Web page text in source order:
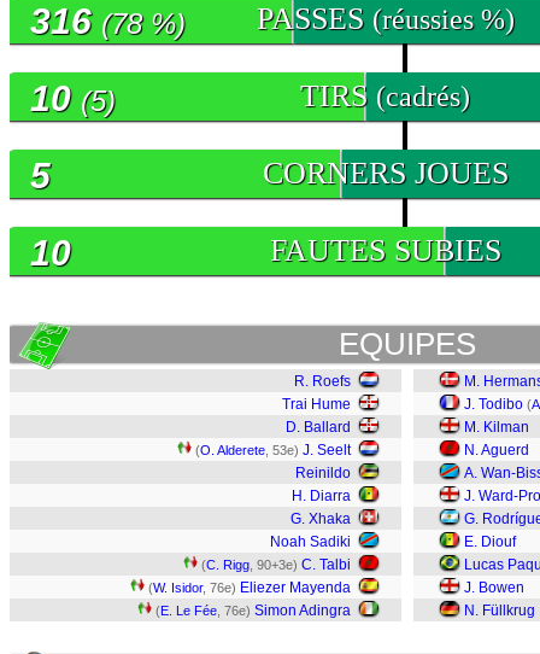
PASSES (réussies %)
316 (78 %)
TIRS (cadrés)
10 (5)
CORNERS JOUES
5
FAUTES SUBIES
10
EQUIPES
R. Roefs
Trai Hume
D. Ballard
(O. Alderete , 53e) J. Seelt
Reinildo
H. Diarra
G. Xhaka
Noah Sadiki
(C. Rigg , 90+3e) C. Talbi
(W. Isidor, 76e) Eliezer Mayenda
(E. Le Fée , 76e) Simon Adingra
M.
J. Todibo (
M. Kilman
N. Aguerd
A. Wan-
J. Ward-
G.
E. Diouf
Lucas
J. Bowen
N. Füllkrug